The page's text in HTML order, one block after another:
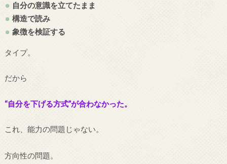
自分の意識を立てたまま
構造で読み
象徴を検証する
タイプ。
だから
“自分を下げる方式”が合わなかった。
これ、能力の問題じゃない。
方向性の問題。